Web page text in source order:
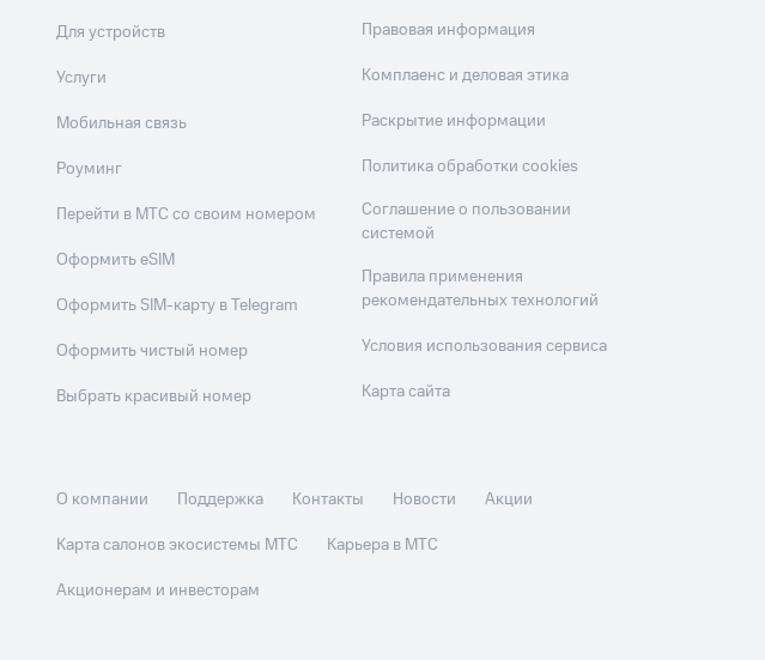
Для устройств
Услуги
Мобильная связь
Роуминг
Перейти в МТС со своим номером
Оформить eSIM
Оформить SIM-карту в Telegram
Оформить чистый номер
Выбрать красивый номер
Правовая информация
Комплаенс и деловая этика
Раскрытие информации
Политика обработки cookies
Соглашение о пользовании
системой
Правила применения
рекомендательных технологий
Условия использования сервиса
Карта сайта
О компании Поддержка Контакты Новости
Акции
Карта салонов экосистемы МТС
Карьера в МТС
Акционерам и инвесторам